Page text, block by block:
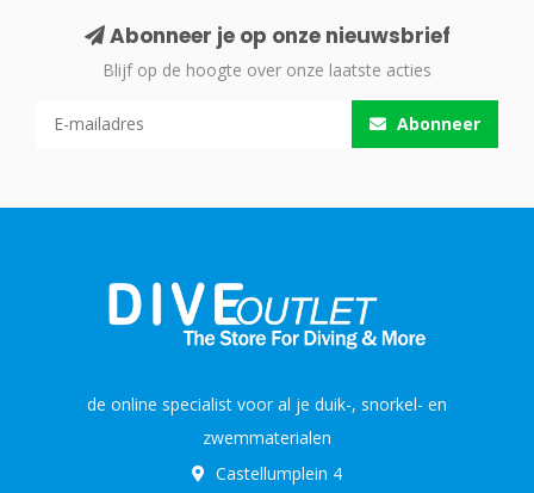
Abonneer je op onze nieuwsbrief
Blijf op de hoogte over onze laatste acties
Abonneer
de online specialist voor al je duik-, snorkel- en
zwemmaterialen
Castellumplein 4